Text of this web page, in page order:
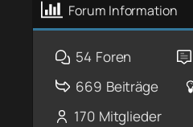
Forum Information
54 Foren
669 Beiträge
170 Mitglieder